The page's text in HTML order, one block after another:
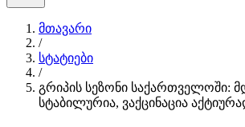
მთავარი
/
სტატიები
/
გრიპის სეზონი საქართველოში:
სტაბილურია, ვაქცინაცია